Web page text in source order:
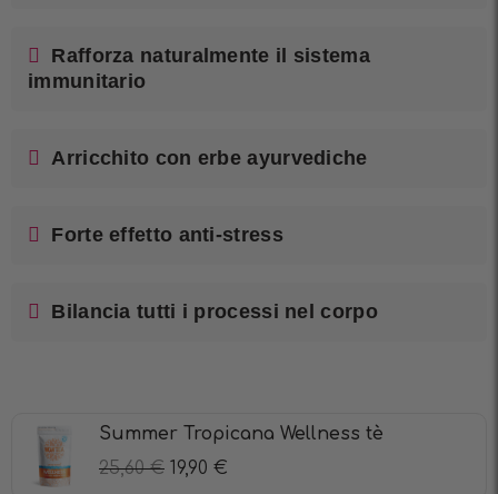
Rafforza naturalmente il sistema
immunitario
Arricchito con erbe ayurvediche
Forte effetto anti-stress
Bilancia tutti i processi nel corpo
Summer Tropicana Wellness tè
25,60€ 19,90 €